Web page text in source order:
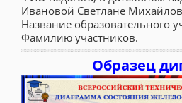
Ивановой Светлане
Название образовательного
Фамилию участников.
Образец